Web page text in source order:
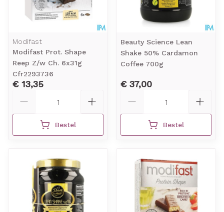
Modifast
Modifast Prot. Shape
Reep Z/w Ch. 6x31g
Cfr2293736
€ 13,35
Bestel
Beauty Science Lean
Shake 50% Cardamon
Coffee 700g
€ 37,00
Bestel